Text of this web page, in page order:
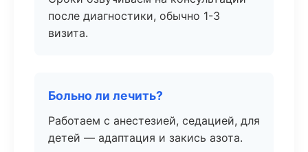
после диагностики, обычно 1-3
визита.
Больно ли лечить?
Работаем с анестезией, седацией, для
детей — адаптация и закись азота.